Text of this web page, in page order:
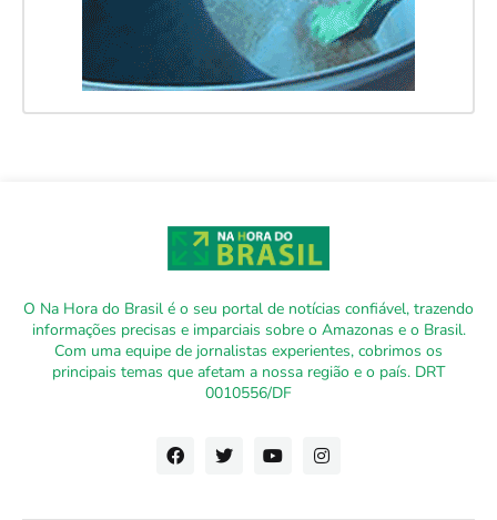
O Na Hora do Brasil é o seu portal de notícias confiável, trazendo
informações precisas e imparciais sobre o Amazonas e o Brasil.
Com uma equipe de jornalistas experientes, cobrimos os
principais temas que afetam a nossa região e o país. DRT
0010556/DF